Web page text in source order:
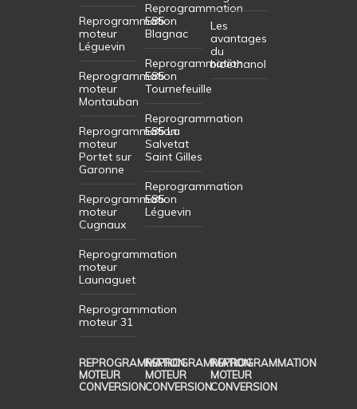
Reprogrammation
moteur
Léguevin
Reprogrammation
moteur
Montauban
Reprogrammation
moteur
Portet sur
Garonne
Reprogrammation
moteur
Cugnaux
Reprogrammation
moteur
Launaguet
Reprogrammation
moteur 31
Reprogrammation
E85
Blagnac
Reprogrammation
E85
Tournefeuille
Reprogrammation
E85 La
Salvetat
Saint Gilles
Reprogrammation
E85
Léguevin
Les
avantages
du
bioéthanol
REPROGRAMMATION
MOTEUR
CONVERSION
REPROGRAMMATION
MOTEUR
CONVERSION
REPROGRAMMATION
MOTEUR
CONVERSION